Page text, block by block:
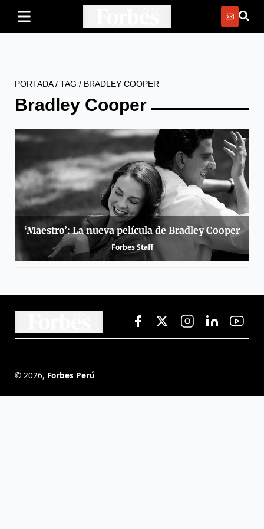
PORTADA/ TAG / BRADLEY COOPER
Bradley Cooper
‘Maestro’: La nueva película de Bradley Cooper
Forbes Staff
© 2026, Forbes Perú